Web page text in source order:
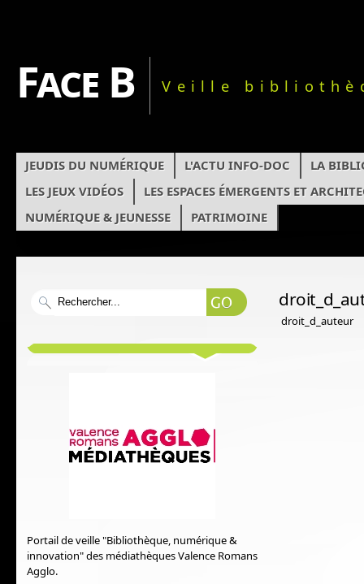
Face B Veille
JEUDIS DU NUMÉRIQUE L'ACTU INFO-DOC
LA
LES JEUX VIDÉOS
LES ESPACES ÉMERGENTS ET
NUMÉRIQUE & JEUNESSE
PATRIMOINE
droit_d_auteur
Portail de veille "Bibliothèque, numérique &
innovation" des médiathèques Valence Romans
Agglo.